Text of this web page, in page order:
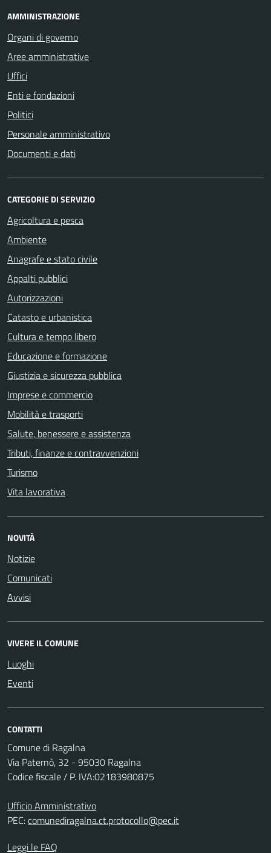
AMMINISTRAZIONE
Organi di governo
Aree amministrative
Uffici
Enti e fondazioni
Politici
Personale amministrativo
Documenti e dati
CATEGORIE DI SERVIZIO
Agricoltura e pesca
Ambiente
Anagrafe e stato civile
Appalti pubblici
Autorizzazioni
Catasto e urbanistica
Cultura e tempo libero
Educazione e formazione
Giustizia e sicurezza pubblica
Imprese e commercio
Mobilità e trasporti
Salute, benessere e assistenza
Tributi, finanze e contravvenzioni
Turismo
Vita lavorativa
NOVITÀ
Notizie
Comunicati
Avvisi
VIVERE IL COMUNE
Luoghi
Eventi
CONTATTI
Comune di Ragalna
Via Paternò, 32 - 95030 Ragalna
Codice fiscale / P. IVA:02183980875
Ufficio Amministrativo
PEC:comunediragalna.ct.protocollo@pec.it
Leggi le FAQ